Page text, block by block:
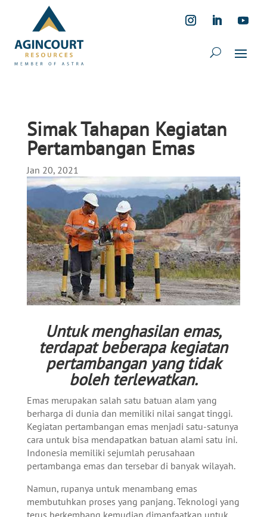
Simak Tahapan Kegiatan
Pertambangan Emas
Jan 20, 2021
Untuk menghasilan emas,
terdapat beberapa kegiatan
pertambangan yang tidak
boleh terlewatkan.
Emas merupakan salah satu batuan alam yang
berharga di dunia dan memiliki nilai sangat tinggi.
Kegiatan pertambangan emas menjadi satu-satunya
cara untuk bisa mendapatkan batuan alami satu ini.
Indonesia memiliki sejumlah perusahaan
pertambanga emas dan tersebar di banyak wilayah.
Namun, rupanya untuk menambang emas
membutuhkan proses yang panjang. Teknologi yang